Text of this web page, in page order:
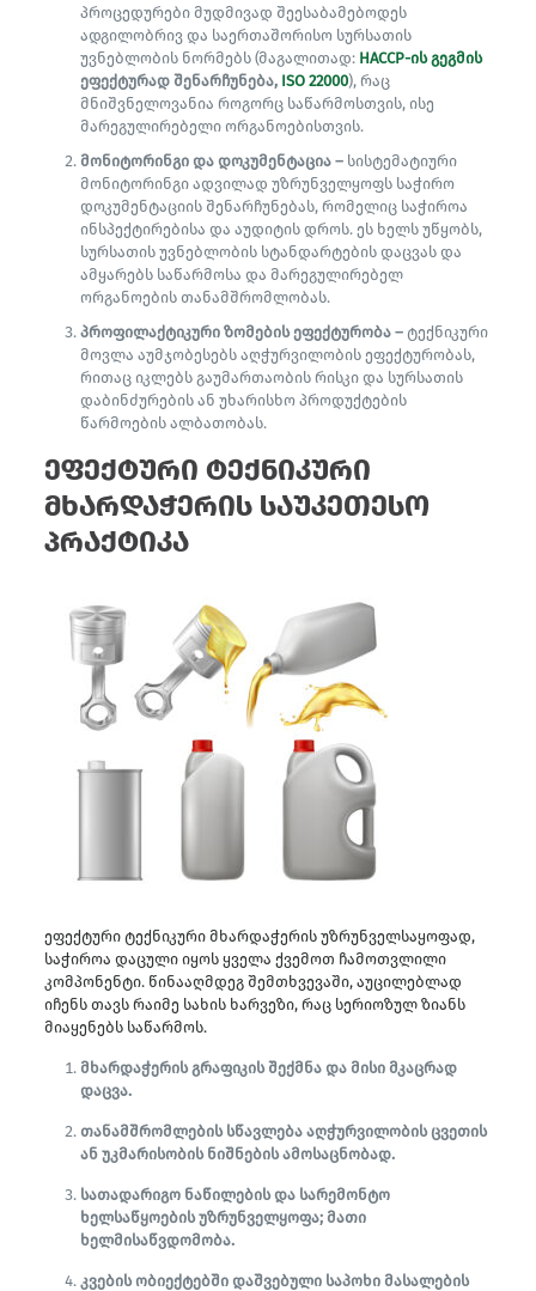
პროცედურები მუდმივად შეესაბამებოდეს
ადგილობრივ და საერთაშორისო სურსათის
უვნებლობის ნორმებს (მაგალითად: HACCP-ის გეგმის
ეფექტურად შენარჩუნება, ISO 22000), რაც
მნიშვნელოვანია როგორც საწარმოსთვის, ისე
მარეგულირებელი ორგანოებისთვის.
მონიტორინგი და დოკუმენტაცია – სისტემატიური
მონიტორინგი ადვილად უზრუნველყოფს საჭირო
დოკუმენტაციის შენარჩუნებას, რომელიც საჭიროა
ინსპექტირებისა და აუდიტის დროს. ეს ხელს უწყობს,
სურსათის უვნებლობის სტანდარტების დაცვას და
ამყარებს საწარმოსა და მარეგულირებელ
ორგანოების თანამშრომლობას.
პროფილაქტიკური ზომების ეფექტურობა – ტექნიკური
მოვლა აუმჯობესებს აღჭურვილობის ეფექტურობას,
რითაც იკლებს გაუმართაობის რისკი და სურსათის
დაბინძურების ან უხარისხო პროდუქტების
წარმოების ალბათობას.
ეფექტური ტექნიკური
მხარდაჭერის საუკეთესო
პრაქტიკა
ეფექტური ტექნიკური მხარდაჭერის უზრუნველსაყოფად,
საჭიროა დაცული იყოს ყველა ქვემოთ ჩამოთვლილი
კომპონენტი. წინააღმდეგ შემთხვევაში, აუცილებლად
იჩენს თავს რაიმე სახის ხარვეზი, რაც სერიოზულ ზიანს
მიაყენებს საწარმოს.
მხარდაჭერის გრაფიკის შექმნა და მისი მკაცრად
დაცვა.
თანამშრომლების სწავლება აღჭურვილობის ცვეთის
ან უკმარისობის ნიშნების ამოსაცნობად.
სათადარიგო ნაწილების და სარემონტო
ხელსაწყოების უზრუნველყოფა; მათი
ხელმისაწვდომობა.
კვების ობიექტებში დაშვებული საპოხი მასალების